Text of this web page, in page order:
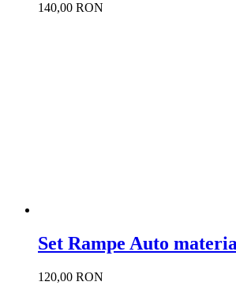
140,00 RON
Set Rampe Auto
120,00 RON